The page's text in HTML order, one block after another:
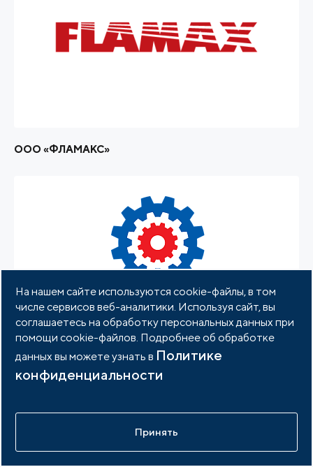
ООО «ФЛАМАКС»
ООО "Страна МАИП"
На нашем сайте используются cookie-файлы, в том
числе сервисов веб-аналитики. Используя сайт, вы
соглашаетесь на обработку персональных данных при
помощи cookie-файлов. Подробнее об обработке
данных вы можете узнать в Политике
конфиденциальности
Принять